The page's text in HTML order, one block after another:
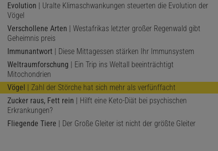
Evolution | Uralte Klimaschwankungen steuerten die Evolution der
Vögel
Verschollene Arten | Westafrikas letzter großer Regenwald gibt
Geheimnis preis
Immunantwort | Diese Mittagessen stärken Ihr Immunsystem
Weltraumforschung | Ein Trip ins Weltall beeinträchtigt
Mitochondrien
Vögel | Zahl der Störche hat sich mehr als verfünffacht
Zucker raus, Fett rein | Hilft eine Keto-Diät bei psychischen
Erkrankungen?
Fliegende Tiere | Der Große Gleiter ist nicht der größte Gleiter